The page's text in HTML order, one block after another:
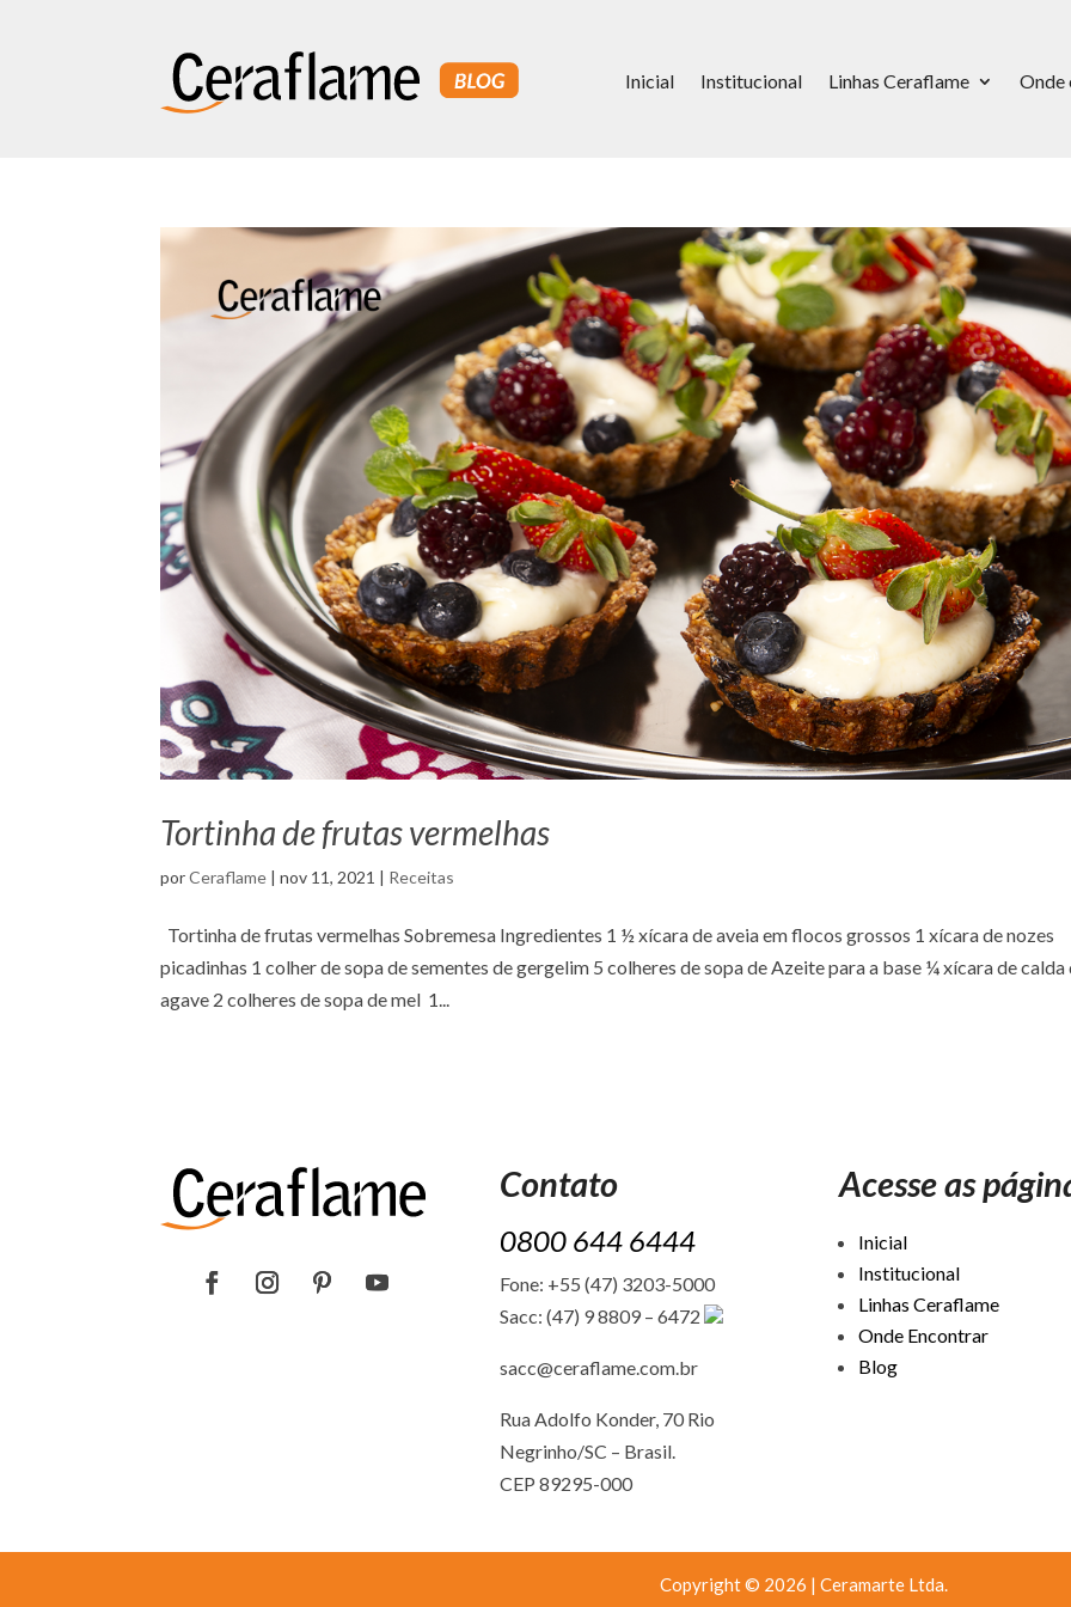
Inicial Institucional Linhas Ceraflame Onde
Tortinha de frutas vermelhas
porCeraflame |nov 11, 2021 | Receitas
Tortinha de frutas vermelhas Sobremesa Ingredientes 1 ½ xícara de aveia em flocos grossos 1 xícara de nozes
picadinhas 1 colher de sopa de sementes de gergelim 5 colheres de sopa de Azeite para a base ¼ xícara de calda
agave 2 colheres de sopa de mel 1...
Contato
0800 644 6444
Fone: +55 (47) 3203-5000
Sacc: (47) 9 8809 – 6472
sacc@ceraflame.com.br
Rua Adolfo Konder, 70 Rio
Negrinho/SC – Brasil.
CEP 89295-000
Acesse as
Inicial
Institucional
Linhas Ceraflame
Onde Encontrar
Blog
Copyright © 2026 | Ceramarte Ltda.